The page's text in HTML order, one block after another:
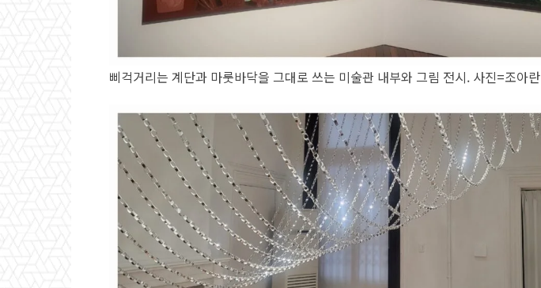
삐걱거리는 계단과 마룻바닥을 그대로 쓰는 미술관 내부와 그림 전시. 사진=조아란